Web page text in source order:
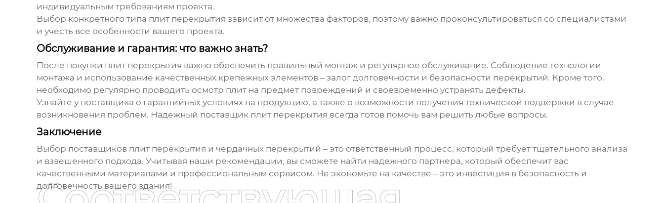
индивидуальным требованиям проекта.
Выбор конкретного типа плит перекрытия зависит от множества факторов, поэтому важно проконсультироваться со специалистами
и учесть все особенности вашего проекта.
Обслуживание и гарантия: что важно знать?
После покупки плит перекрытия важно обеспечить правильный монтаж и регулярное обслуживание. Соблюдение технологии
монтажа и использование качественных крепежных элементов – залог долговечности и безопасности перекрытий. Кроме того,
необходимо регулярно проводить осмотр плит на предмет повреждений и своевременно устранять дефекты.
Узнайте у поставщика о гарантийных условиях на продукцию, а также о возможности получения технической поддержки в случае
возникновения проблем. Надежный поставщик плит перекрытия всегда готов помочь вам решить любые вопросы.
Заключение
Выбор поставщиков плит перекрытия и чердачных перекрытий – это ответственный процесс, который требует тщательного анализа
и взвешенного подхода. Учитывая наши рекомендации, вы сможете найти надежного партнера, который обеспечит вас
качественными материалами и профессиональным сервисом. Не экономьте на качестве – это инвестиция в безопасность и
долговечность вашего здания!